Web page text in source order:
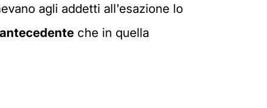
agli addetti all'esazione lo
antecedente che in quella